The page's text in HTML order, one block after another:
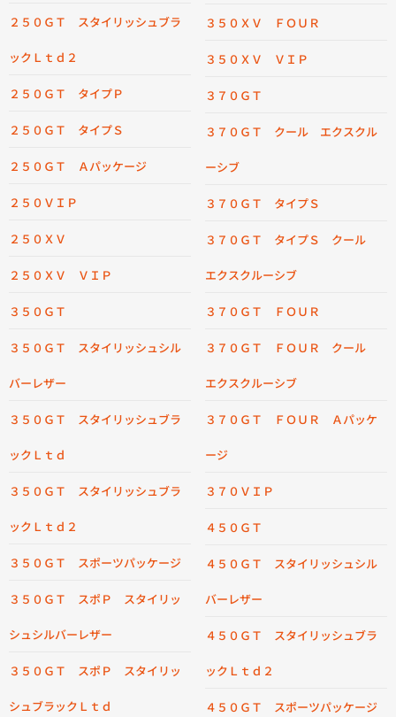
２５０ＧＴ スタイリッシュブラ
ックＬｔｄ２
２５０ＧＴ タイプＰ
２５０ＧＴ タイプＳ
２５０ＧＴ Ａパッケージ
２５０ＶＩＰ
２５０ＸＶ
２５０ＸＶ ＶＩＰ
３５０ＧＴ
３５０ＧＴ スタイリッシュシル
バーレザー
３５０ＧＴ スタイリッシュブラ
ックＬｔｄ
３５０ＧＴ スタイリッシュブラ
ックＬｔｄ２
３５０ＧＴ スポーツパッケージ
３５０ＧＴ スポＰ スタイリッ
シュシルバーレザー
３５０ＧＴ スポＰ スタイリッ
シュブラックＬｔｄ
３５０ＸＶ ＦＯＵＲ
３５０ＸＶ ＶＩＰ
３７０ＧＴ
３７０ＧＴ クール エクスクル
ーシブ
３７０ＧＴ タイプＳ
３７０ＧＴ タイプＳ クール
エクスクルーシブ
３７０ＧＴ ＦＯＵＲ
３７０ＧＴ ＦＯＵＲ クール
エクスクルーシブ
３７０ＧＴ ＦＯＵＲ Ａパッケ
ージ
３７０ＶＩＰ
４５０ＧＴ
４５０ＧＴ スタイリッシュシル
バーレザー
４５０ＧＴ スタイリッシュブラ
ックＬｔｄ２
４５０ＧＴ スポーツパッケージ